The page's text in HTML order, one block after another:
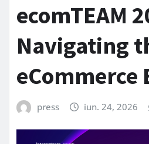
ecomTEAM
Navigating
eCommerce
press iun. 24, 2026